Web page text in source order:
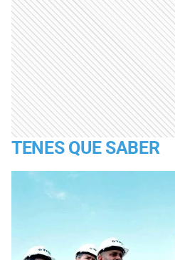
TENES QUE SABER